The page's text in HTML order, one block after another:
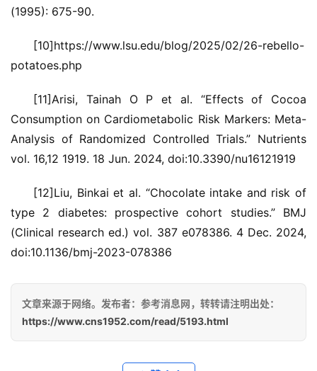
(1995): 675-90.
[10]https://www.lsu.edu/blog/2025/02/26-rebello-
potatoes.php
[11]Arisi, Tainah O P et al. “Effects of Cocoa
Consumption on Cardiometabolic Risk Markers: Meta-
Analysis of Randomized Controlled Trials.” Nutrients
vol. 16,12 1919. 18 Jun. 2024, doi:10.3390/nu16121919
[12]Liu, Binkai et al. “Chocolate intake and risk of
type 2 diabetes: prospective cohort studies.” BMJ
(Clinical research ed.) vol. 387 e078386. 4 Dec. 2024,
doi:10.1136/bmj-2023-078386
文章来源于网络。发布者：参考消息网，转转请注明出处：
https://www.cns1952.com/read/5193.html